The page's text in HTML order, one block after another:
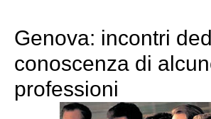
Genova: incontri
conoscenza di
professioni